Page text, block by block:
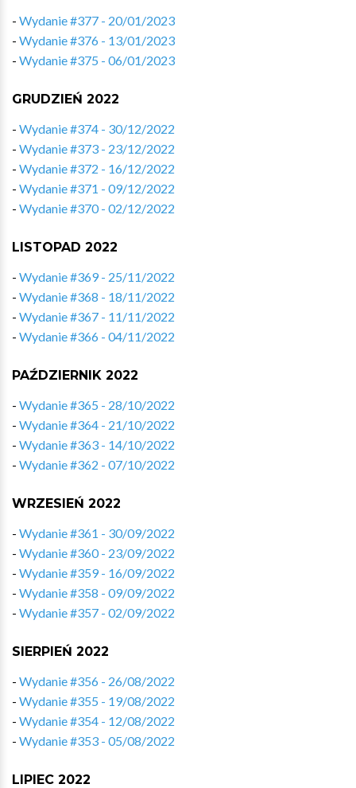
- Wydanie #377 - 20/01/2023
- Wydanie #376 - 13/01/2023
- Wydanie #375 - 06/01/2023
GRUDZIEŃ 2022
- Wydanie #374 - 30/12/2022
- Wydanie #373 - 23/12/2022
- Wydanie #372 - 16/12/2022
- Wydanie #371 - 09/12/2022
- Wydanie #370 - 02/12/2022
LISTOPAD 2022
- Wydanie #369 - 25/11/2022
- Wydanie #368 - 18/11/2022
- Wydanie #367 - 11/11/2022
- Wydanie #366 - 04/11/2022
PAŹDZIERNIK 2022
- Wydanie #365 - 28/10/2022
- Wydanie #364 - 21/10/2022
- Wydanie #363 - 14/10/2022
- Wydanie #362 - 07/10/2022
WRZESIEŃ 2022
- Wydanie #361 - 30/09/2022
- Wydanie #360 - 23/09/2022
- Wydanie #359 - 16/09/2022
- Wydanie #358 - 09/09/2022
- Wydanie #357 - 02/09/2022
SIERPIEŃ 2022
- Wydanie #356 - 26/08/2022
- Wydanie #355 - 19/08/2022
- Wydanie #354 - 12/08/2022
- Wydanie #353 - 05/08/2022
LIPIEC 2022